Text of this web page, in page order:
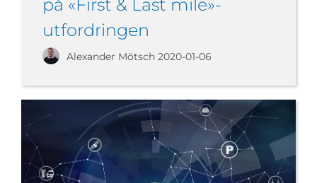
på «First & Last mile»-
utfordringen
Alexander Mötsch 2020-01-06